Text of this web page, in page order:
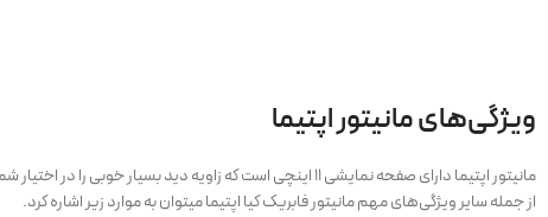
ویژگی‌های مانیتور اپتیما
از جمله سایر ویژگی‌های مهم مانیتور فابریک کیا اپتیما میتوان به موارد زیر اشاره کرد.